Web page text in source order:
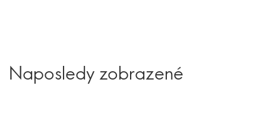
Naposledy zobrazené